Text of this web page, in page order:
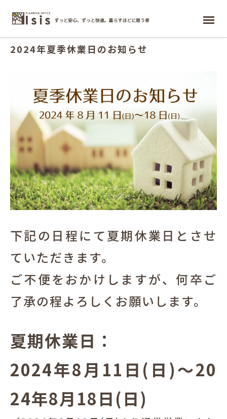
ホーム
犬と暮らす
お客様の声
2024年夏季休業日のお知らせ
下記の日程にて夏期休業日とさせ
ていただきます。
ご不便をおかけしますが、何卒ご
了承の程よろしくお願いします。
夏期休業日：
2024年8月11日(日)～20
24年8月18日(日)